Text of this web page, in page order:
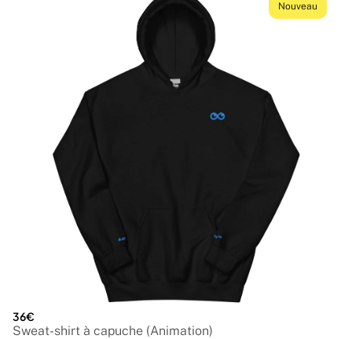
Nouveau
36€
Sweat-shirt à capuche (Animation)